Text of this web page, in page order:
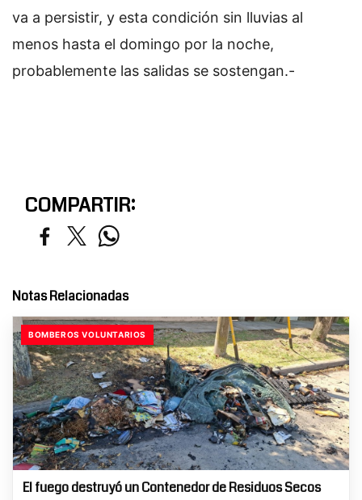
va a persistir, y esta condición sin lluvias al
menos hasta el domingo por la noche,
probablemente las salidas se sostengan.-
COMPARTIR:
Notas Relacionadas
BOMBEROS VOLUNTARIOS
El fuego destruyó un Contenedor de Residuos Secos